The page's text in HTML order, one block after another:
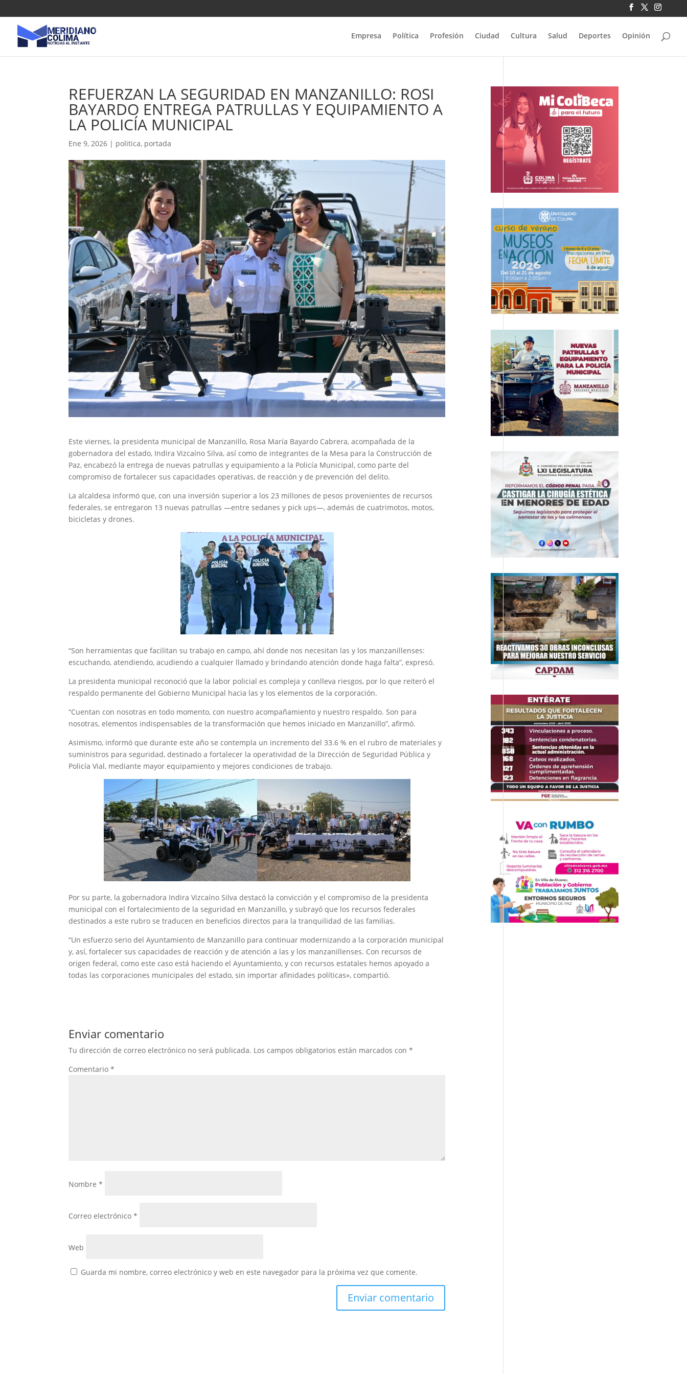
Empresa Política Profesión Ciudad Cultura Salud Deportes Opinión
REFUERZAN LA SEGURIDAD EN MANZANILLO: ROSI
BAYARDO ENTREGA PATRULLAS Y EQUIPAMIENTO A
LA POLICÍA MUNICIPAL
Ene 9, 2026 | politica, portada
Este viernes, la presidenta municipal de Manzanillo, Rosa María Bayardo Cabrera, acompañada de la
gobernadora del estado, Indira Vizcaíno Silva, así como de integrantes de la Mesa para la Construcción de
Paz, encabezó la entrega de nuevas patrullas y equipamiento a la Policía Municipal, como parte del
compromiso de fortalecer sus capacidades operativas, de reacción y de prevención del delito.
La alcaldesa informó que, con una inversión superior a los 23 millones de pesos provenientes de recursos
federales, se entregaron 13 nuevas patrullas —entre sedanes y pick ups—, además de cuatrimotos, motos,
bicicletas y drones.
“Son herramientas que facilitan su trabajo en campo, ahí donde nos necesitan las y los manzanillenses:
escuchando, atendiendo, acudiendo a cualquier llamado y brindando atención donde haga falta”, expresó.
La presidenta municipal reconoció que la labor policial es compleja y conlleva riesgos, por lo que reiteró el
respaldo permanente del Gobierno Municipal hacia las y los elementos de la corporación.
“Cuentan con nosotras en todo momento, con nuestro acompañamiento y nuestro respaldo. Son para
nosotras, elementos indispensables de la transformación que hemos iniciado en Manzanillo”, afirmó.
Asimismo, informó que durante este año se contempla un incremento del 33.6 % en el rubro de materiales y
suministros para seguridad, destinado a fortalecer la operatividad de la Dirección de Seguridad Pública y
Policía Vial, mediante mayor equipamiento y mejores condiciones de trabajo.
Por su parte, la gobernadora Indira Vizcaíno Silva destacó la convicción y el compromiso de la presidenta
municipal con el fortalecimiento de la seguridad en Manzanillo, y subrayó que los recursos federales
destinados a este rubro se traducen en beneficios directos para la tranquilidad de las familias.
“Un esfuerzo serio del Ayuntamiento de Manzanillo para continuar modernizando a la corporación municipal
y, así, fortalecer sus capacidades de reacción y de atención a las y los manzanillenses. Con recursos de
origen federal, como este caso está haciendo el Ayuntamiento, y con recursos estatales hemos apoyado a
todas las corporaciones municipales del estado, sin importar afinidades políticas», compartió.
Enviar comentario
Tu dirección de correo electrónico no será publicada. Los campos obligatorios están marcados con*
Comentario*
Nombre*
Correo electrónico*
Web
Guarda mi nombre, correo electrónico y web en este navegador para la próxima vez que comente.